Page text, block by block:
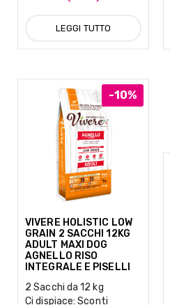
LEGGI TUTTO
-10%
VIVERE HOLISTIC LOW
GRAIN 2 SACCHI 12KG
ADULT MAXI DOG
AGNELLO RISO
INTEGRALE E PISELLI
2 Sacchi da 12 kg
Ci dispiace: Sconti